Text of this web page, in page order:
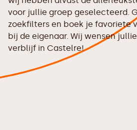
voor jullie groep geselecteerd.
zoekfilters en boek je favoriete
bij de eigenaar. Wij wensen
verblijf in Castelre!